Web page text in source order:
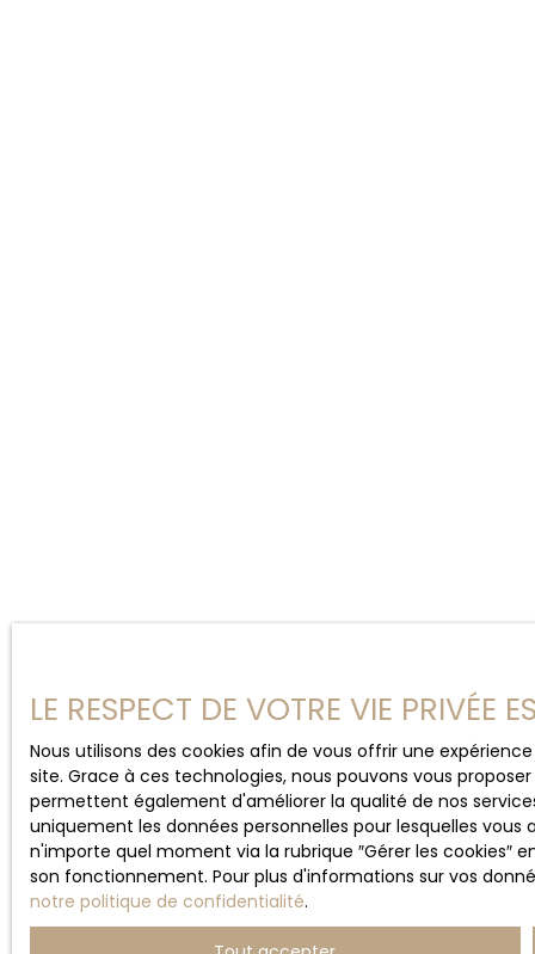
LE RESPECT DE VOTRE VIE PRIVÉE
Nous utilisons des cookies afin de vous offrir une
site. Grace à ces technologies, nous pouvons vous
permettent également d'améliorer la qualité de nos
uniquement les données personnelles pour lesquelles
n'importe quel moment via la rubrique ″Gérer les cookies″
son fonctionnement. Pour plus d'informations sur vos
notre politique de confidentialité.